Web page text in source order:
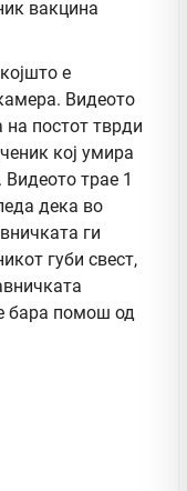
е
Видеото
на постот тврди
кој умира
трае 1
дека во
ги
губи свест,
бара помош од